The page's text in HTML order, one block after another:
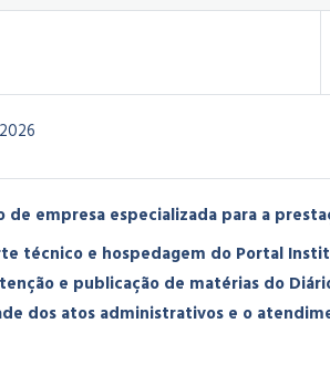
de empresa especializada para a
técnico e hospedagem do Portal
e publicação de matérias do
dos atos administrativos e o